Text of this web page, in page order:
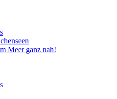
Meer ganz nah!